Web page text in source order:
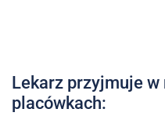
Galeria
Lekarz przyjmuje
placówkach: